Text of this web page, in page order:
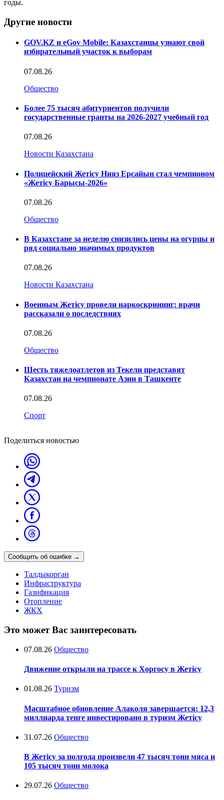
годы.
Другие новости
GOV.KZ и eGov Mobile: Казахстанцы узнают свой
избирательный участок к выборам
07.08.26
Общество
Более 75 тысяч абитуриентов получили
государственные гранты на 2026-2027 учебный год
07.08.26
Новости Казахстана
Полицейский Жетісу Нияз Ерсайын стал чемпионом
«Жетісу Барысы-2026»
07.08.26
Общество
В Казахстане за неделю снизились цены на огурцы и
ряд социально значимых продуктов
07.08.26
Новости Казахстана
Военным Жетісу провели наркоскрининг: врачи
рассказали о последствиях
07.08.26
Общество
Шесть тяжелоатлетов из Текели представят
Казахстан на чемпионате Азии в Ташкенте
07.08.26
Спорт
Поделиться новостью
Сообщить об ошибке →
Талдыкорган
Инфраструктура
Газификация
Отопление
ЖКХ
Это может Вас заинтересовать
07.08.26 Общество
Движение открыли на трассе к Хоргосу в Жетісу
01.08.26 Туризм
Масштабное обновление Алаколя завершается: 12,3
миллиарда тенге инвестировано в туризм Жетісу
31.07.26 Общество
В Жетісу за полгода произвели 47 тысяч тонн мяса и
105 тысяч тонн молока
29.07.26 Общество